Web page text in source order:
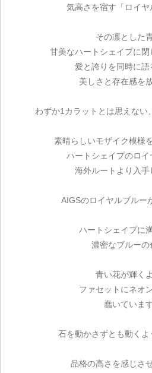
気高さを宿す「ロイヤ
その凛とした青
甘美なハートシェイプに閉
愛と誇りを同時に語
美しさと存在感を
わずか1カラットとは思えない
素晴らしいモザイク模様
ハートシェイプのロイ
海外ルートより入手
AIGSのロイヤルブルー
ハートシェイプに
濃密なブルーの
青い花が輝く
ファセットにネオ
蠢いています
石を動かさずとも動くよ
品格の高さを感じさ